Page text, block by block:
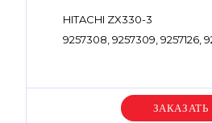
HITACHI ZX330-3
9257308, 9257309, 9257126,
Уточняйте